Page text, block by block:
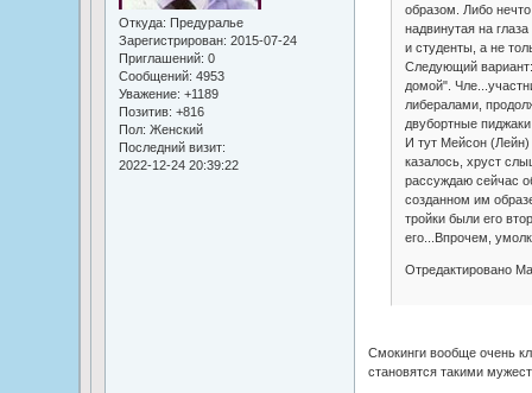
Откуда: Предуралье
Зарегистрирован: 2015-07-24
Приглашений: 0
Сообщений: 4953
Уважение: +1189
Позитив: +816
Пол: Женский
Последний визит:
2022-12-24 20:39:22
образом. Либо
надвинутая на
и студенты, а не
Следующий
домой".
либералами,
двубортные
И тут Мейсон
казалось, хруст
рассуждаю сейчас
созданном им
тройки были его
его...Впрочем,
Отредактировано
Смокинги вообще очень
становятся такими